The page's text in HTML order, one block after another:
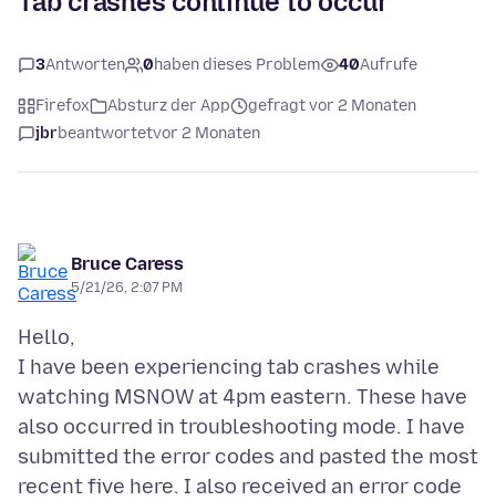
3Antworten 0haben dieses Problem 40Aufrufe
Firefox Absturz der App
gefragt vor 2 Monaten
jbrbeantwortetvor 2 Monaten
Bruce Caress
5/21/26, 2:07 PM
Hello,
I have been experiencing tab crashes while
watching MSNOW at 4pm eastern. These have
also occurred in troubleshooting mode. I have
submitted the error codes and pasted the most
recent five here. I also received an error code